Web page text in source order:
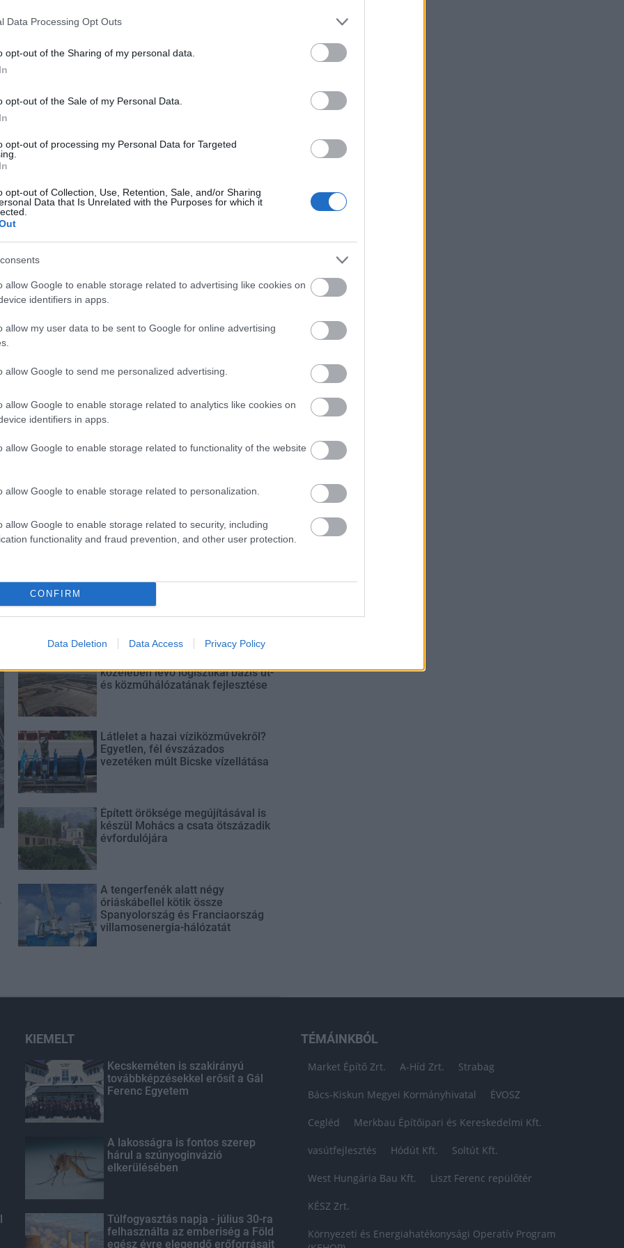
Data Processing Opt Outs
opt-out of the Sharing of my personal data.
opt-out of the Sale of my Personal Data.
opt-out of processing my Personal Data for Targeted
opt-out of Collection, Use, Retention, Sale, and/or Sharing
Data that Is Unrelated with the Purposes for which it
allow Google to enable storage related to advertising like cookies on
identifiers in apps.
allow my user data to be sent to Google for online advertising
allow Google to send me personalized advertising.
allow Google to enable storage related to analytics like cookies on
identifiers in apps.
allow Google to enable storage related to functionality of the website
allow Google to enable storage related to personalization.
allow Google to enable storage related to security, including
functionality and fraud prevention, and other user protection.
CONFIRM
Data Deletion Data Access Privacy Policy
a teljes pályaszerkezetet el kell bontania,
ezután kezdődhet el az
Zabart és Szilaspogonyt érinti. A
lehetséges - írták, hozzátéve, hogy a
minden érintett önkormányzattal és
hogy a riasztások Heves vármegyébe érkeznek
és a mentők. Sürgősségi ellátásra a
viszont változatlanul Salgótarjánban
épületét
Helyi hírek
Vasárnap Nógrádot is eléri a
legmagasabb figyelmeztetés
közelében lévő logisztikai bázis út-
és közműhálózatának fejlesztése
Látlelet a hazai víziközművekről?
Egyetlen, fél évszázados
vezetéken múlt Bicske vízellátása
Épített öröksége megújításával is
készül Mohács a csata ötszázadik
évfordulójára
A tengerfenék alatt négy
óriáskábellel kötik össze
Spanyolország és Franciaország
villamosenergia-hálózatát
KIEMELT
Kecskeméten is szakirányú
továbbképzésekkel erősít a Gál
Ferenc Egyetem
A lakosságra is fontos szerep
hárul a szúnyoginvázió
elkerülésében
Túlfogyasztás napja - július 30-ra
felhasználta az emberiség a Föld
egész évre elegendő erőforrásait
TÉMÁINKBÓL
Market Építő Zrt. A-Híd Zrt. Strabag
Bács-Kiskun Megyei Kormányhivatal ÉVOSZ
Cegléd Merkbau Építőipari és Kereskedelmi Kft.
vasútfejlesztés Hódút Kft. Soltút Kft.
West Hungária Bau Kft. Liszt Ferenc repülőtér
KÉSZ Zrt.
Környezeti és Energiahatékonysági Operatív Program